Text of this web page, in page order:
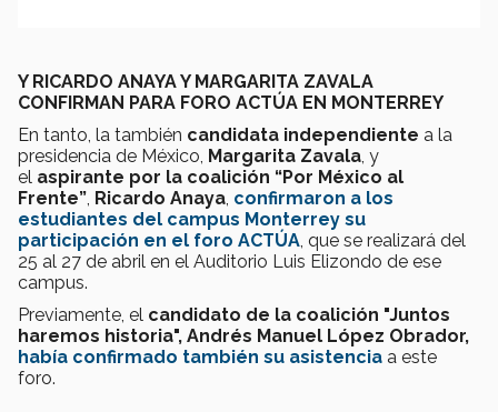
Y RICARDO ANAYA Y MARGARITA ZAVALA
CONFIRMAN PARA FORO ACTÚA EN MONTERREY
En tanto, la también candidata independiente a la
presidencia de México, Margarita Zavala, y
el aspirante por la coalición “Por México al
Frente”, Ricardo Anaya, confirmaron a los
estudiantes del campus Monterrey su
participación en el foro ACTÚA, que se realizará del
25 al 27 de abril en el Auditorio Luis Elizondo de ese
campus.
Previamente, el candidato de la coalición "Juntos
haremos historia", Andrés Manuel López Obrador,
había confirmado también su asistencia a este
foro.